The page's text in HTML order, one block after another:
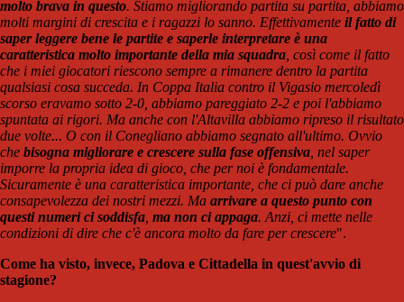
molto brava in questo. Stiamo migliorando partita su partita, abbiamo
molti margini di crescita e i ragazzi lo sanno. Effettivamente il fatto di
saper leggere bene le partite e saperle interpretare è una
caratteristica molto importante della mia squadra , così come il fatto
che i miei giocatori riescono sempre a rimanere dentro la partita
qualsiasi cosa succeda. In Coppa Italia contro il Vigasio mercoledì
scorso eravamo sotto 2-0, abbiamo pareggiato 2-2 e poi l'abbiamo
spuntata ai rigori. Ma anche con l'Altavilla abbiamo ripreso il risultato
due volte... O con il Conegliano abbiamo segnato all'ultimo. Ovvio
che bisogna migliorare e crescere sulla fase offensiva , nel saper
imporre la propria idea di gioco, che per noi è fondamentale.
Sicuramente è una caratteristica importante, che ci può dare anche
consapevolezza dei nostri mezzi. Ma arrivare a questo punto con
questi numeri ci soddisfa ma non ci appaga. Anzi, ci mette nelle
condizioni di dire che c'è ancora molto da fare per crescere".
Come ha visto, invece, Padova e Cittadella in quest'avvio di
stagione?